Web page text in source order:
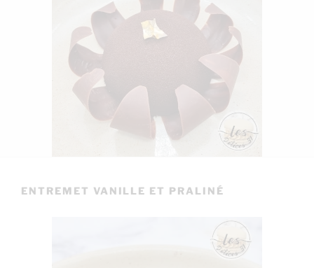
ENTREMET VANILLE ET PRALINÉ